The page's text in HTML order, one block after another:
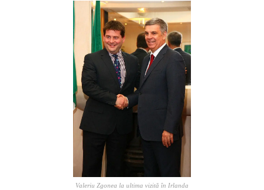
Valeriu Zgonea la ultima vizită în Irlanda